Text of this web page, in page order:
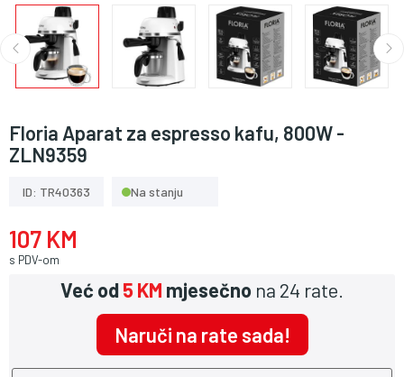
Floria Aparat za espresso kafu, 800W -
ZLN9359
ID: TR40363 Na stanju
107 KM
s PDV-om
Već od5 KM mjesečno na 24 rate.
Naruči na rate sada!